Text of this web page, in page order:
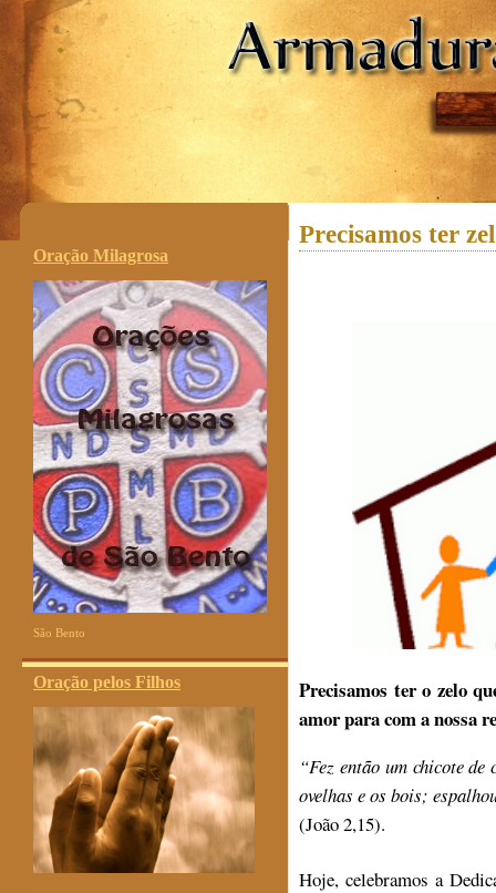
.
Oração Milagrosa
São Bento
Oração pelos Filhos
Precisamos ter
Precisamos ter o zelo
amor para com a nossa
“Fez então um chicote
ovelhas e os bois;
(João 2,15).
Hoje, celebramos a